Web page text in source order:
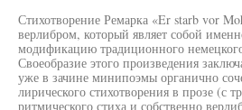
Стихотворение Ремарка «Er starb vor
верлибром, который являет собой
модификацию традиционного
Своеобразие этого произведения
уже в зачине минипоэмы органично
лирического стихотворения в прозе (с
ритмического стиха и собственно